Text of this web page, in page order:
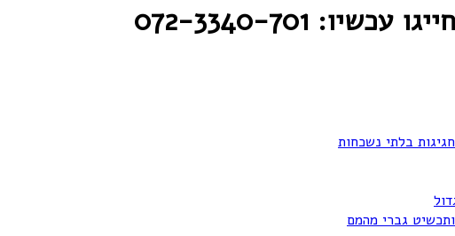
חייגו עכשיו: 072-3340-701
בלתי נשכחות
גברי מהמם